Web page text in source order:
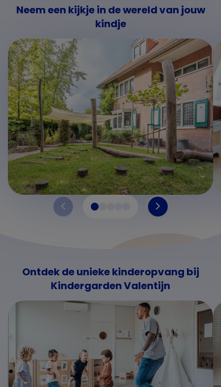
Neem een kijkje in de wereld van jouw
kindje
Ontdek de unieke kinderopvang bij
Kindergarden Valentijn